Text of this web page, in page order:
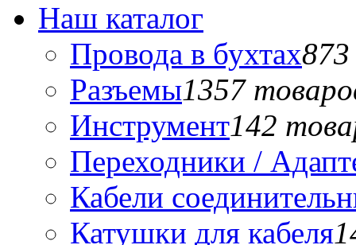
Наш каталог
Провода в бухтах
Разъемы1357
Инструмент142
Переходники /
Кабели
Катушки для кабеля